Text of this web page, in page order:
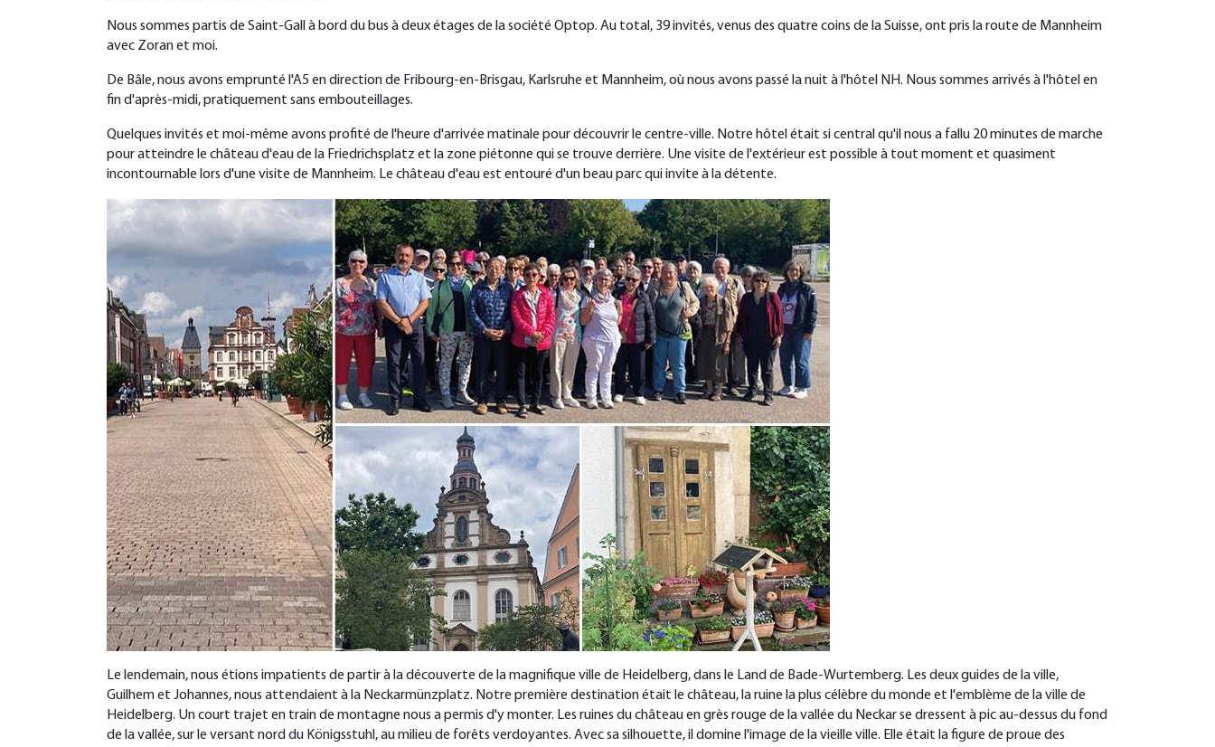
Nous sommes partis de Saint-Gall à bord du bus à deux étages de la société Optop. Au total, 39 invités, venus des quatre coins de la Suisse, ont pris la route de Mannheim
avec Zoran et moi.
De Bâle, nous avons emprunté l'A5 en direction de Fribourg-en-Brisgau, Karlsruhe et Mannheim, où nous avons passé la nuit à l'hôtel NH. Nous sommes arrivés à l'hôtel en
fin d'après-midi, pratiquement sans embouteillages.
Quelques invités et moi-même avons profité de l'heure d'arrivée matinale pour découvrir le centre-ville. Notre hôtel était si central qu'il nous a fallu 20 minutes de marche
pour atteindre le château d'eau de la Friedrichsplatz et la zone piétonne qui se trouve derrière. Une visite de l'extérieur est possible à tout moment et quasiment
incontournable lors d'une visite de Mannheim. Le château d'eau est entouré d'un beau parc qui invite à la détente.
Le lendemain, nous étions impatients de partir à la découverte de la magnifique ville de Heidelberg, dans le Land de Bade-Wurtemberg. Les deux guides de la ville,
Guilhem et Johannes, nous attendaient à la Neckarmünzplatz. Notre première destination était le château, la ruine la plus célèbre du monde et l'emblème de la ville de
Heidelberg. Un court trajet en train de montagne nous a permis d'y monter. Les ruines du château en grès rouge de la vallée du Neckar se dressent à pic au-dessus du fond
de la vallée, sur le versant nord du Königsstuhl, au milieu de forêts verdoyantes. Avec sa silhouette, il domine l'image de la vieille ville. Elle était la figure de proue des